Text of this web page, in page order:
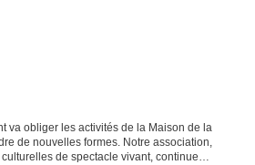
va obliger les activités de la Maison de la
de nouvelles formes. Notre association,
de spectacle vivant, continue